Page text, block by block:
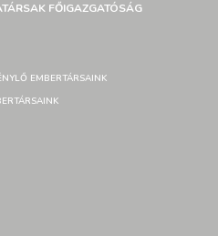
FŐIGAZGATÓSÁG
EMBERTÁRSAINK